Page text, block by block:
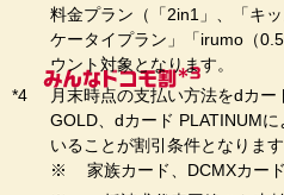
料金プラン（「2in1」、「キ
ケータイプラン」「irumo（
ウント対象となります。
月末時点の支払い方法をdカ
GOLD、dカード PLATINUM
いることが割引条件となります
家族カード、DCMXカー